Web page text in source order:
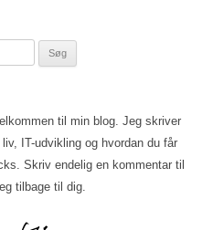
til min blog. Jeg skriver
IT-udvikling og hvordan du får
Skriv endelig en kommentar til
tilbage til dig.